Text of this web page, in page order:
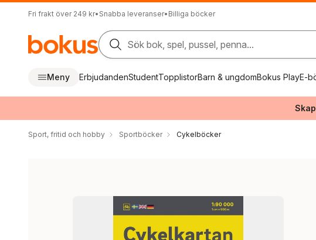
Fri frakt över 249 kr• Snabba leveranser• Billiga böcker
Sök bok, spel, pussel, penna...
Meny ErbjudandenStudentTopplistorBarn & ungdomBokus PlayE-
Sport, fritid och hobby Sportböcker Cykelböcker